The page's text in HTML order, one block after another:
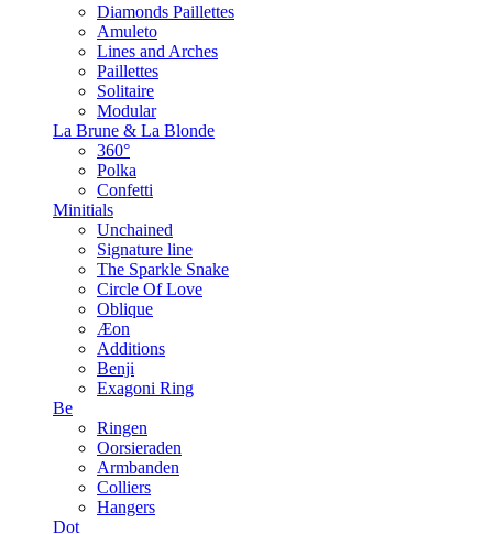
Diamonds Paillettes
Amuleto
Lines and Arches
Paillettes
Solitaire
Modular
La Brune & La Blonde
360°
Polka
Confetti
Minitials
Unchained
Signature line
The Sparkle Snake
Circle Of Love
Oblique
Æon
Additions
Benji
Exagoni Ring
Be
Ringen
Oorsieraden
Armbanden
Colliers
Hangers
Dot